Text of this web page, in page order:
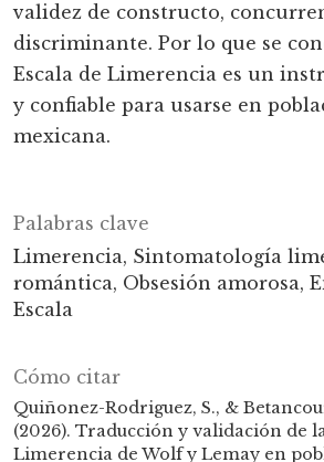
Palabras clave
Limerencia Sintomatología
romántica Obsesión amorosa
Escala
Cómo citar
Quiñonez-Rodriguez, S., &
(2026). Traducción y validación de
Limerencia de Wolf y Lemay en
validez de constructo,
discriminante. Por lo que se
Escala de Limerencia es un
y confiable para usarse en
mexicana.